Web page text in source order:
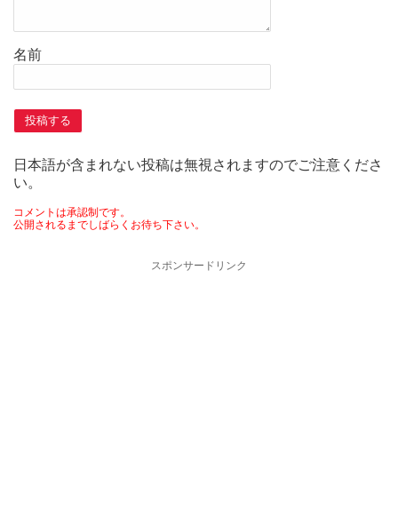
名前
日本語が含まれない投稿は無視されますのでご注意くださ
い。
コメントは承認制です。
公開されるまでしばらくお待ち下さい。
スポンサードリンク